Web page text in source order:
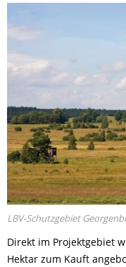
LBV-Schutzgebiet
Direkt im Projektgebiet
Hektar zum Kauft